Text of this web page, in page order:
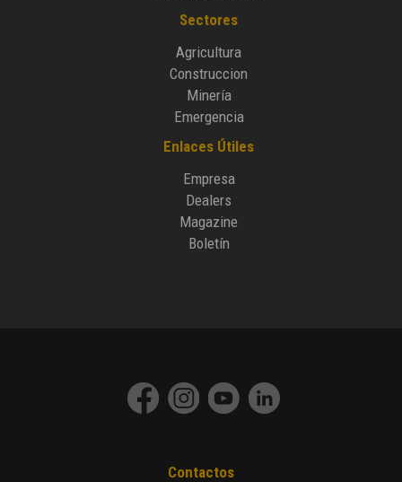
Sectores
Agricultura
Construccion
Minería
Emergencia
Enlaces Útiles
Empresa
Dealers
Magazine
Boletín
Contactos